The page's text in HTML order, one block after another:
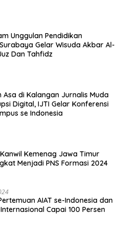
Unggulan Pendidikan
Gelar Wisuda Akbar Al-
Dan Tahfidz
Asa di Kalangan Jurnalis Muda
Digital, IJTI Gelar Konferensi
se Indonesia
Kanwil Kemenag Jawa Timur
Menjadi PNS Formasi 2024
AIAT se-Indonesia dan
Capai 100 Persen